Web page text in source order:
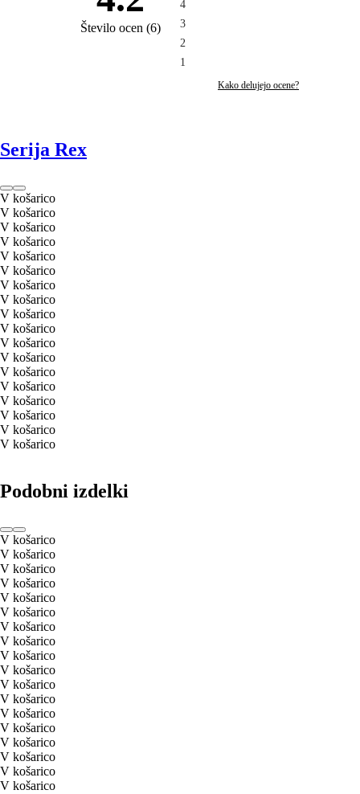
Število ocen (6)
4
3
2
1
Kako delujejo ocene?
Serija Rex
V košarico
V košarico
V košarico
V košarico
V košarico
V košarico
V košarico
V košarico
V košarico
V košarico
V košarico
V košarico
V košarico
V košarico
V košarico
V košarico
V košarico
V košarico
Podobni izdelki
V košarico
V košarico
V košarico
V košarico
V košarico
V košarico
V košarico
V košarico
V košarico
V košarico
V košarico
V košarico
V košarico
V košarico
V košarico
V košarico
V košarico
V košarico